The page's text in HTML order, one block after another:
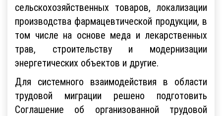
сельскохозяйственных товаров, локализации
производства фармацевтической продукции, в
том числе на основе меда и лекарственных
трав, строительству и модернизации
энергетических объектов и другие.
Для системного взаимодействия в области
трудовой миграции решено подготовить
Соглашение об организованной трудовой